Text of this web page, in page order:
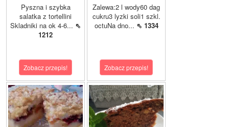
Pyszna i szybka
salatka z tortellini
Skladniki na ok 4-6... ⇖
1212
Zobacz przepis!
Zalewa:2 l wody60 dag
cukru3 lyzki soli1 szkl.
octuNa dno... ⇖ 1334
Zobacz przepis!